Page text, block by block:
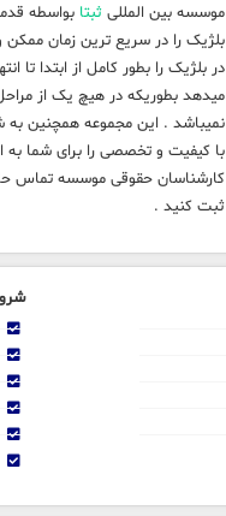
موسسه بین المللی ثبتا بواسطه قدمت 20 ساله در
بلژیک را در سریع ترین زمان
در بلژیک را بطور کامل از ابتدا تا
میدهد بطوریکه در هیچ یک از
نمیباشد . این مجموعه همچنین به
با کیفیت و تخصصی را برای شما به
کارشناسان حقوقی موسسه تماس
ثبت کنید .